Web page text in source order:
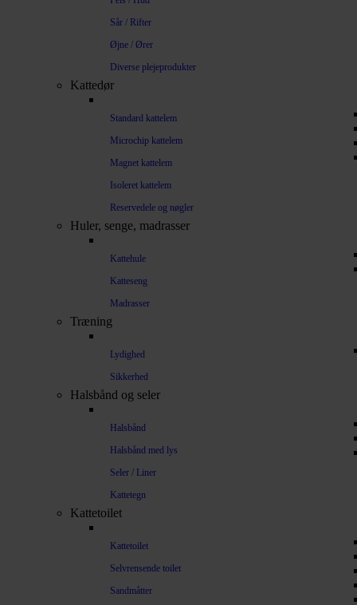
Sår / Rifter
Øjne / Ører
Diverse plejeprodukter
Kattedør
Standard kattelem
Microchip kattelem
Magnet kattelem
Isoleret kattelem
Reservedele og nøgler
Huler, senge, madrasser
Kattehule
Katteseng
Madrasser
Træning
Lydighed
Sikkerhed
Halsbånd og seler
Halsbånd
Halsbånd med lys
Seler / Liner
Kattetegn
Kattetoilet
Kattetoilet
Selvrensende toilet
Sandmåtter